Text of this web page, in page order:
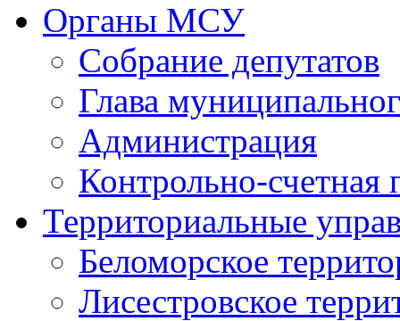
Органы МСУ
Собрание депутатов
Глава
Администрация
Контрольно-счетная
Территориальные
Беломорское
Лисестровское